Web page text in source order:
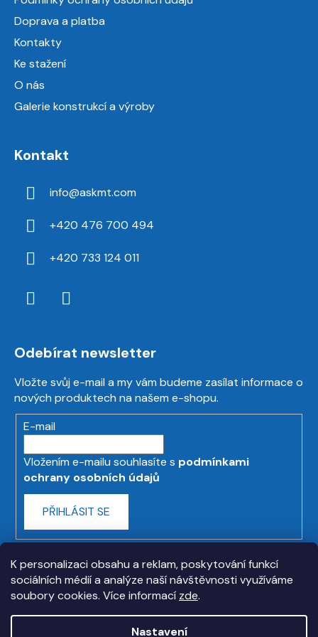
K personalizaci obsahu a reklam, poskytování funkcí
sociálních médií a analýze naší návštěvnosti využíváme
soubory cookies. Více informací zde.
Nastavení
Doprava a platba
Kontakty
Ke stažení
O nás
Galerie konstrukcí a výroby
Kontakt
info@askmt.com
+420 476 700 494
+420 733 124 011
Odebírat newsletter
Vložte svůj e-mail a my vám budeme zasílat informace o
nových produktech na našem e-shopu.
E-mail
Vložením e-mailu souhlasíte s podmínkami
ochrany osobních údajů
PŘIHLÁSIT SE